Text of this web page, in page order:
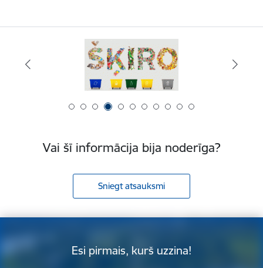
Vai šī informācija bija noderīga?
Sniegt atsauksmi
Esi pirmais, kurš uzzina!